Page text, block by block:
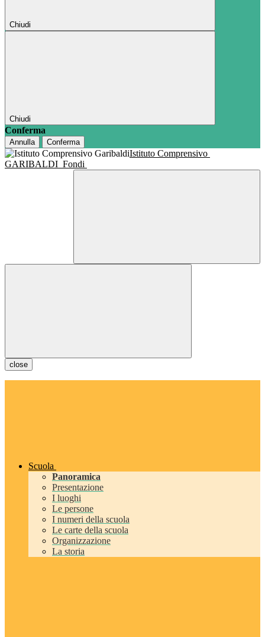
Chiudi
Chiudi
Conferma
Annulla Conferma
Istituto Comprensivo
GARIBALDI Fondi
close
Scuola
Panoramica
Presentazione
I luoghi
Le persone
I numeri della scuola
Le carte della scuola
Organizzazione
La storia